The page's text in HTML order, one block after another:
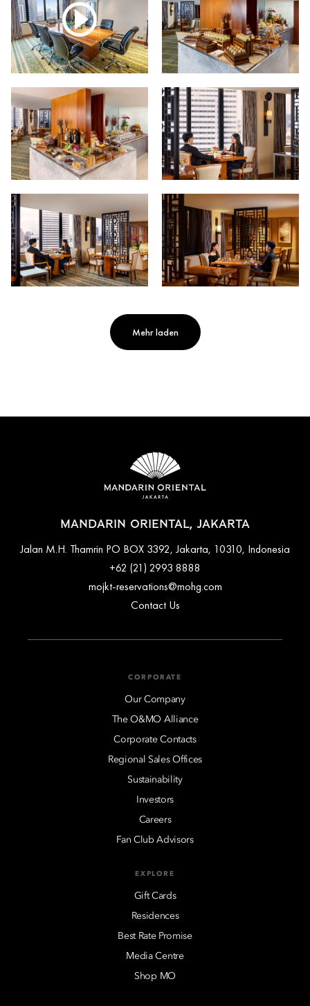
Mehr laden
MANDARIN ORIENTAL, JAKARTA
Jalan M.H. Thamrin PO BOX 3392, Jakarta, 10310, Indonesia
+62 (21) 2993 8888
mojkt-reservations@mohg.com
Contact Us
CORPORATE
Our Company
The O&MO Alliance
Corporate Contacts
Regional Sales Offices
Sustainability
Investors
Careers
Fan Club Advisors
EXPLORE
Gift Cards
Residences
Best Rate Promise
Media Centre
Shop MO